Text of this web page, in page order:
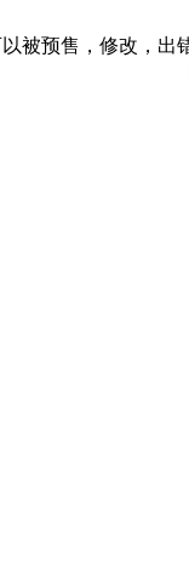
被预售，修改，出